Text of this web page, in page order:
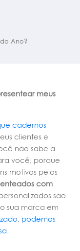
do Ano?
meus
cadernos
clientes e
não sabe a
você, porque
motivos pelos
com
são
sua marca em
podemos